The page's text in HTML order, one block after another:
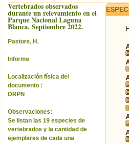
Vertebrados observados
durante un relevamiento en el
Parque Nacional Laguna
Blanca. Septiembre 2022.
Pastore, H.
Informe
Localización física del
documento :
DRPN
Observaciones:
Se listan las 19 especies de
vertebrados y la cantidad de
ejemplares de cada una